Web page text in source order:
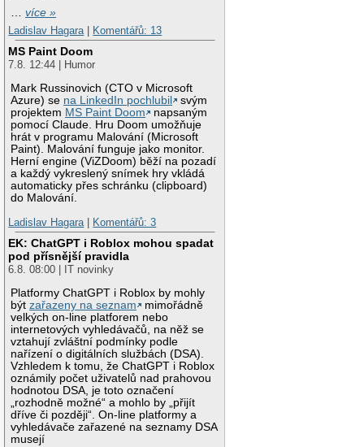
…více »
Ladislav Hagara
Komentářů: 13
MS Paint Doom
7.8. 12:44 | Humor
Mark Russinovich (CTO v Microsoft
Azure) se na LinkedIn pochlubil
svým
projektem MS Paint Doom
napsaným
pomocí Claude. Hru Doom umožňuje
hrát v programu Malování (Microsoft
Paint). Malování funguje jako monitor.
Herní engine (ViZDoom) běží na pozadí
a každý vykreslený snímek hry vkládá
automaticky přes schránku (clipboard)
do Malování.
Ladislav Hagara
Komentářů: 3
EK: ChatGPT i Roblox mohou spadat
pod přísnější pravidla
6.8. 08:00 | IT novinky
Platformy ChatGPT i Roblox by mohly
býtzařazeny na seznam
mimořádně
velkých on-line platforem nebo
internetových vyhledávačů, na něž se
vztahují zvláštní podmínky podle
nařízení o digitálních službách (DSA).
Vzhledem k tomu, že ChatGPT i Roblox
oznámily počet uživatelů nad prahovou
hodnotou DSA, je toto označení
„rozhodně možné“ a mohlo by „přijít
dříve či později“. On-line platformy a
vyhledávače zařazené na seznamy DSA
musejí